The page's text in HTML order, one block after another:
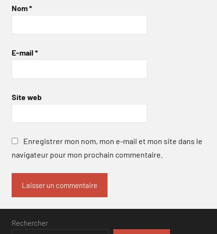
Nom*
E-mail *
Site web
Enregistrer mon nom, mon e-mail et mon site dans le
navigateur pour mon prochain commentaire.
Rechercher